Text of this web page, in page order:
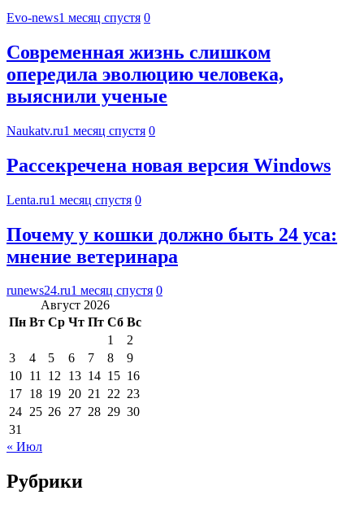
Evo-news1 месяц спустя 0
Современная жизнь слишком
опередила эволюцию человека,
выяснили ученые
Naukatv.ru1 месяц спустя 0
Рассекречена новая версия Windows
Lenta.ru1 месяц спустя 0
Почему у кошки должно быть 24 уса:
мнение ветеринара
runews24.ru1 месяц спустя 0
Август 2026
Пн Вт Ср Чт Пт Сб Вс
1
2
3
4 5 6 7 8
9
10 11 12 13 14 15 16
17 18 19 20 21 22 23
24 25 26 27 28 29 30
31
« Июл
Рубрики